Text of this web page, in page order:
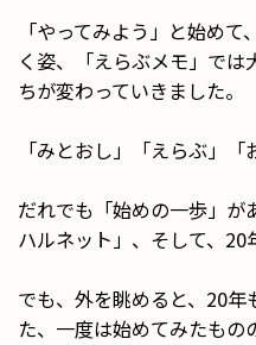
「やってみよう」と始め
く姿、「えらぶメモ」で
ちが変わっていきました。
「みとおし」「えらぶ」
だれでも「始めの一歩」が
ハルネット」、そして、20
でも、外を眺めると、20
た、一度は始めてみたもの